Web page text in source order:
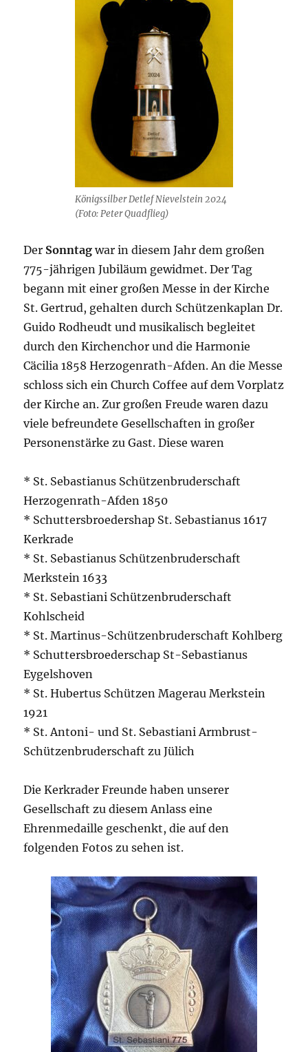
Königssilber Detlef Nievelstein 2024
(Foto: Peter Quadflieg)
Der Sonntag war in diesem Jahr dem großen
775-jährigen Jubiläum gewidmet. Der Tag
begann mit einer großen Messe in der Kirche
St. Gertrud, gehalten durch Schützenkaplan Dr.
Guido Rodheudt und musikalisch begleitet
durch den Kirchenchor und die Harmonie
Cäcilia 1858 Herzogenrath-Afden. An die Messe
schloss sich ein Church Coffee auf dem Vorplatz
der Kirche an. Zur großen Freude waren dazu
viele befreundete Gesellschaften in großer
Personenstärke zu Gast. Diese waren
* St. Sebastianus Schützenbruderschaft
Herzogenrath-Afden 1850
* Schuttersbroedershap St. Sebastianus 1617
Kerkrade
* St. Sebastianus Schützenbruderschaft
Merkstein 1633
* St. Sebastiani Schützenbruderschaft
Kohlscheid
* St. Martinus-Schützenbruderschaft Kohlberg
* Schuttersbroederschap St-Sebastianus
Eygelshoven
* St. Hubertus Schützen Magerau Merkstein
1921
* St. Antoni- und St. Sebastiani Armbrust-
Schützenbruderschaft zu Jülich
Die Kerkrader Freunde haben unserer
Gesellschaft zu diesem Anlass eine
Ehrenmedaille geschenkt, die auf den
folgenden Fotos zu sehen ist.